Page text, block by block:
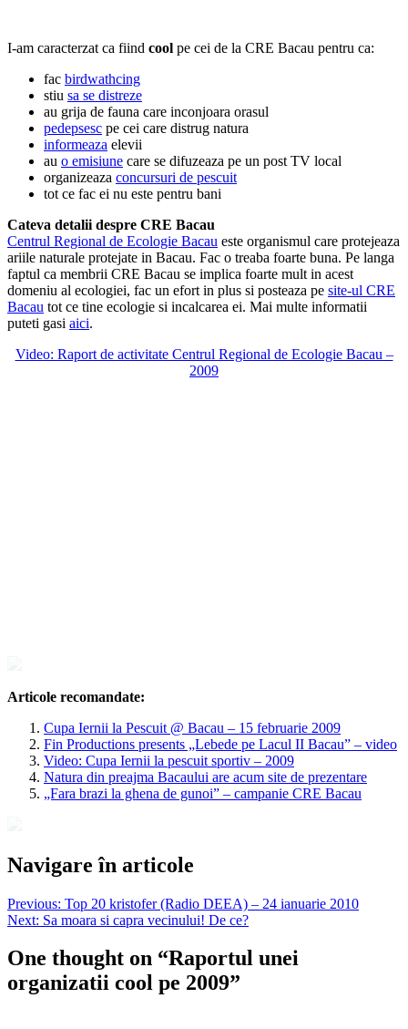
I-am caracterzat ca fiind cool pe cei de la CRE Bacau pentru ca:
fac birdwathcing
stiu sa se distreze
au grija de fauna care inconjoara orasul
pedepsesc pe cei care distrug natura
informeaza elevii
au o emisiune care se difuzeaza pe un post TV local
organizeaza concursuri de pescuit
tot ce fac ei nu este pentru bani
Cateva detalii despre CRE Bacau
Centrul Regional de Ecologie Bacau este organismul care protejeaza
ariile naturale protejate in Bacau. Fac o treaba foarte buna. Pe langa
faptul ca membrii CRE Bacau se implica foarte mult in acest
domeniu al ecologiei, fac un efort in plus si posteaza pe site-ul CRE
Bacau tot ce tine ecologie si incalcarea ei. Mai multe informatii
puteti gasi aici.
Video: Raport de activitate Centrul Regional de Ecologie Bacau –
2009
Articole recomandate:
Cupa Iernii la Pescuit @ Bacau – 15 februarie 2009
Fin Productions presents „Lebede pe Lacul II Bacau” – video
Video: Cupa Iernii la pescuit sportiv – 2009
Natura din preajma Bacaului are acum site de prezentare
„Fara brazi la ghena de gunoi” – campanie CRE Bacau
Navigare în articole
Previous: Top 20 kristofer (Radio DEEA) – 24 ianuarie 2010
Next: Sa moara si capra vecinului! De ce?
One thought on “Raportul unei
organizatii cool pe 2009”